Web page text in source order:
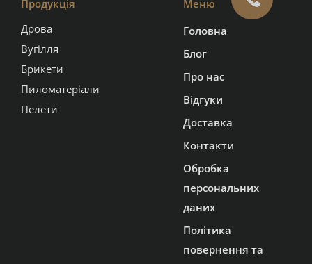
Продукція
Дрова
Вугілля
Брикети
Пиломатеріали
Пелети
Меню
Головна
Блог
Про нас
Відгуки
Доставка
Контакти
Обробка
персональних
даних
Політика
повернення та